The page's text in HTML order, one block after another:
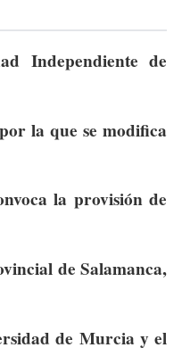
Independiente de
la que se modifica
la provisión de
de Salamanca,
de Murcia y el